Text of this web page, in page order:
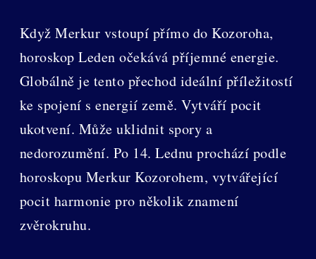
Když Merkur vstoupí přímo do Kozoroha,
horoskop Leden očekává příjemné energie.
Globálně je tento přechod ideální příležitostí
ke spojení s energií země. Vytváří pocit
ukotvení. Může uklidnit spory a
nedorozumění. Po 14. Lednu prochází podle
horoskopu Merkur Kozorohem, vytvářející
pocit harmonie pro několik znamení
zvěrokruhu.